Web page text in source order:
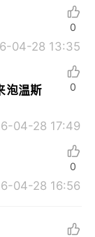
04-28 13:35
0
泡温斯
04-28 17:49
0
04-28 16:56
0